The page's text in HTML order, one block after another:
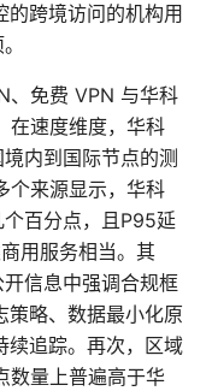
跨境访问的机构用
、免费 VPN 与华科
在速度维度，华科
内到国际节点的测
个来源显示，华科
百分点，且P95延
用服务相当。其
信息中强调合规框
策略、数据最小化原
续追踪。再次，区域
数量上普遍高于华